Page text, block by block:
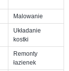
Malowanie
Układanie
kostki
Remonty
łazienek